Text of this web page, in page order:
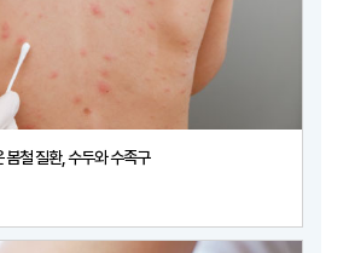
봄철 질환, 수두와 수족구